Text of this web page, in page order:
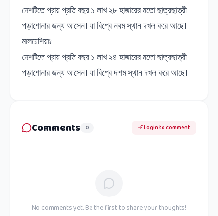
দেশটিতে প্রায় প্রতি বছর ১ লাখ ২৮ হাজারের মতো ছাত্রছাত্রী
পড়াশোনার জন্য আসেন। যা বিশ্বে নবম স্থান দখল করে আছে।
মালয়েশিয়াঃ
দেশটিতে প্রায় প্রতি বছর ১ লাখ ২৪ হাজারের মতো ছাত্রছাত্রী
পড়াশোনার জন্য আসেন। যা বিশ্বে দশম স্থান দখল করে আছে।
Comments 0 Login to comment
No comments yet. Be the first to share your thoughts!